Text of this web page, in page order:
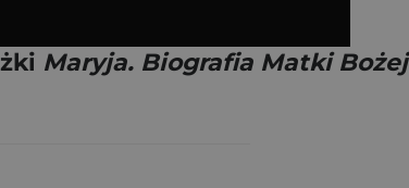
Maryja. Biografia Matki Bożej